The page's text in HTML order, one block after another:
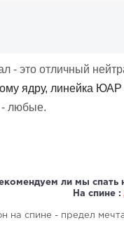
- это отличный
ядру, линейка ЮАР
любые.
ли мы спать
На спине :
на спине - предел